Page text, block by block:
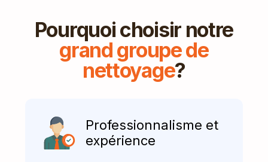
Pourquoi choisir notre
grand groupe de
nettoyage?
Professionnalisme et
expérience